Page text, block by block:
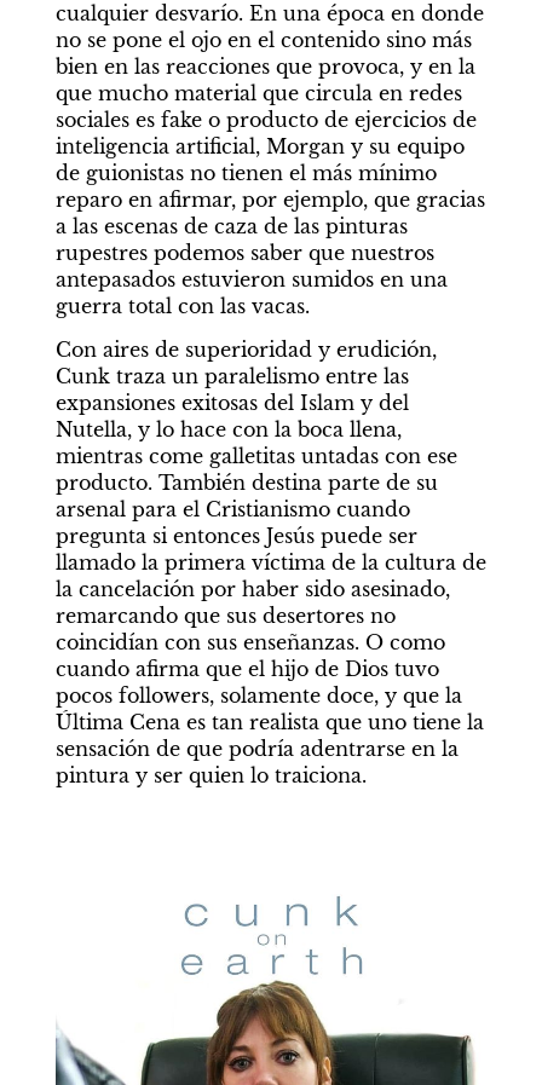
cualquier desvarío. En una época en donde
no se pone el ojo en el contenido sino más
bien en las reacciones que provoca, y en la
que mucho material que circula en redes
sociales es fake o producto de ejercicios de
inteligencia artificial, Morgan y su equipo
de guionistas no tienen el más mínimo
reparo en afirmar, por ejemplo, que gracias
a las escenas de caza de las pinturas
rupestres podemos saber que nuestros
antepasados estuvieron sumidos en una
guerra total con las vacas.
Con aires de superioridad y erudición,
Cunk traza un paralelismo entre las
expansiones exitosas del Islam y del
Nutella, y lo hace con la boca llena,
mientras come galletitas untadas con ese
producto. También destina parte de su
arsenal para el Cristianismo cuando
pregunta si entonces Jesús puede ser
llamado la primera víctima de la cultura de
la cancelación por haber sido asesinado,
remarcando que sus desertores no
coincidían con sus enseñanzas. O como
cuando afirma que el hijo de Dios tuvo
pocos followers, solamente doce, y que la
Última Cena es tan realista que uno tiene la
sensación de que podría adentrarse en la
pintura y ser quien lo traiciona.